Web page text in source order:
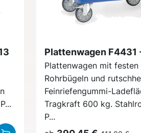
Plattenwagen F4431
Plattenwagen mit festen
Rohrbügeln und
Feinriefengummi-
Tragkraft 600 kg.
P...